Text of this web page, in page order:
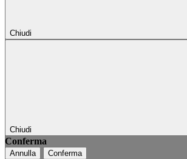
Chiudi
Chiudi
Conferma
Annulla Conferma